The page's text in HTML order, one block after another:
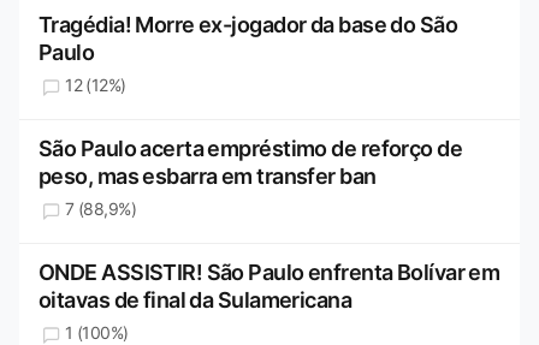
Tragédia! Morre ex-jogador da base do São
Paulo
12 (12%)
São Paulo acerta empréstimo de reforço de
peso, mas esbarra em transfer ban
7 (88,9%)
ONDE ASSISTIR! São Paulo enfrenta Bolívar em
oitavas de final da Sulamericana
1 (100%)